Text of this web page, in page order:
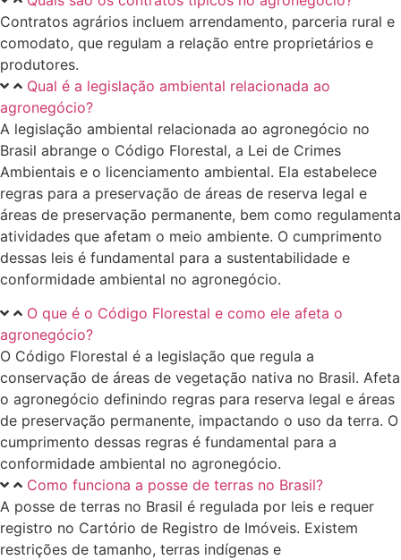
Contratos agrários incluem arrendamento, parceria rural e
comodato, que regulam a relação entre proprietários e
produtores.
Qual é a legislação ambiental relacionada ao
agronegócio?
A legislação ambiental relacionada ao agronegócio no
Brasil abrange o Código Florestal, a Lei de Crimes
Ambientais e o licenciamento ambiental. Ela estabelece
regras para a preservação de áreas de reserva legal e
áreas de preservação permanente, bem como regulamenta
atividades que afetam o meio ambiente. O cumprimento
dessas leis é fundamental para a sustentabilidade e
conformidade ambiental no agronegócio.
O que é o Código Florestal e como ele afeta o
agronegócio?
O Código Florestal é a legislação que regula a
conservação de áreas de vegetação nativa no Brasil. Afeta
o agronegócio definindo regras para reserva legal e áreas
de preservação permanente, impactando o uso da terra. O
cumprimento dessas regras é fundamental para a
conformidade ambiental no agronegócio.
Como funciona a posse de terras no Brasil?
A posse de terras no Brasil é regulada por leis e requer
registro no Cartório de Registro de Imóveis. Existem
restrições de tamanho, terras indígenas e